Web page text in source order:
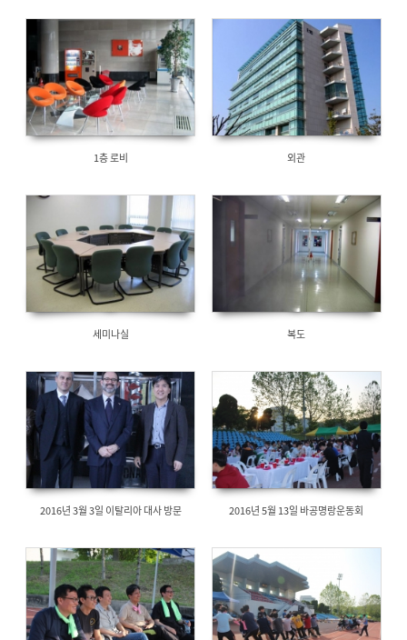
1층 로비 외관
세미나실 복도
2016년 3월 3일 이탈리아 대사 방문 2016년 5월 13일 바공명랑운동회